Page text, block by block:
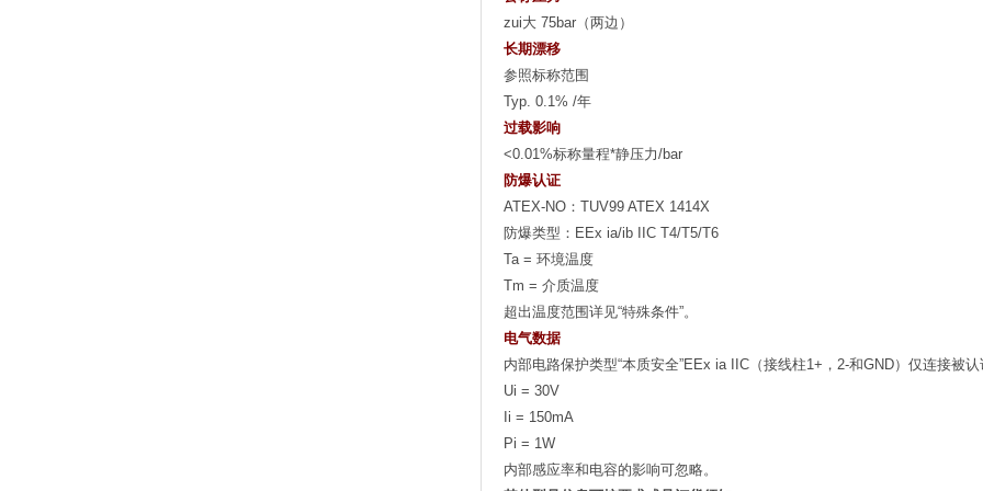
zui大 75bar （两边）
长期漂移
参照标称范围
Typ. 0.1% /年
过载影响
<0.01%标称量程*静压力/bar
防爆认证
ATEX-NO ： TUV99 ATEX 1414X
防爆类型： EEx ia/ib IIC T4/T5/T6
Ta = 环境温度
Tm = 介质温度
超出温度范围详见“特殊条件”。
电气数据
内部电路保护类型“本质安全”EEx ia IIC （接线柱1+ ， 2-和GND）仅连接被
Ui = 30V
Ii = 150mA
Pi = 1W
内部感应率和电容的影响可忽略。